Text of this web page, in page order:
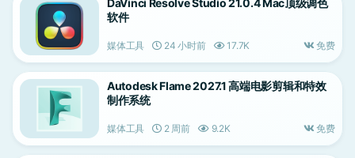
DaVinci Resolve Studio 21.0.4 Mac顶级调色
软件
媒体工具 24 小时前 17.7K 免费
Autodesk Flame 2027.1 高端电影剪辑和特效
制作系统
媒体工具 2 周前 9.2K 免费